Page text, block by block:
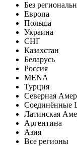
Без
Европа
Польша
Украина
СНГ
Казахстан
Беларусь
Россия
MENA
Турция
Северная
Соединённые
Латинская
Аргентина
Азия
Все регионы